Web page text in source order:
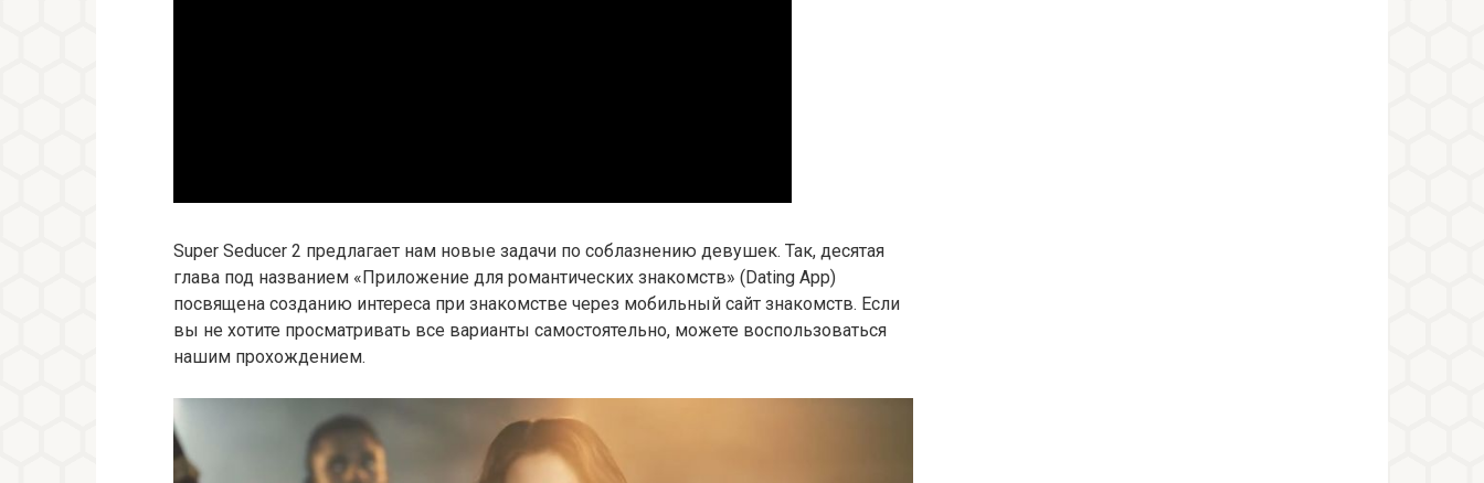
Super Seducer 2 предлагает нам новые задачи по соблазнению девушек. Так, десятая
глава под названием «Приложение для романтических знакомств» (Dating App)
посвящена созданию интереса при знакомстве через мобильный сайт знакомств. Если
вы не хотите просматривать все варианты самостоятельно, можете воспользоваться
нашим прохождением.